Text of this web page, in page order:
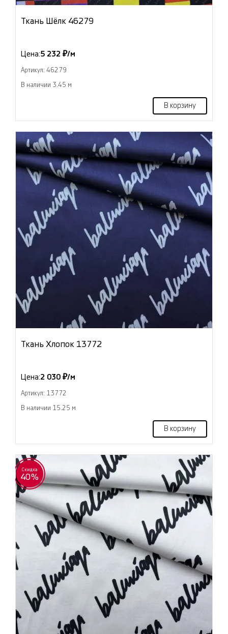
Ткань Шёлк 46279
Цена:5 232 ₽/м
Артикул: 46279
В наличии 3.45 м
В корзину
Ткань Хлопок 13772
Цена:2 030 ₽/м
Артикул: 13772
В наличии 15.25 м
В корзину
Скидка
40%